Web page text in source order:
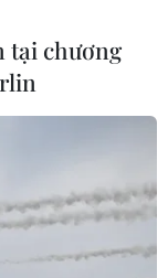
tại chương